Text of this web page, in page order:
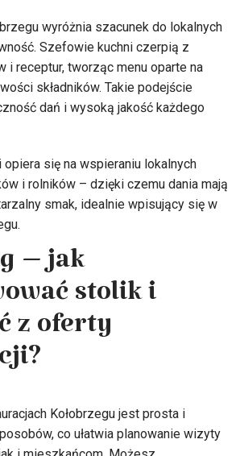
wyróżnia szacunek do lokalnych
Szefowie kuchni czerpią z
i receptur, tworząc menu oparte na
składników. Takie podejście
dań i wysoką jakość każdego
się na wspieraniu lokalnych
i rolników – dzięki czemu dania mają
smak, idealnie wpisujący się w
– jak
stolik i
z oferty
Kołobrzegu jest prosta i
co ułatwia planowanie wizyty